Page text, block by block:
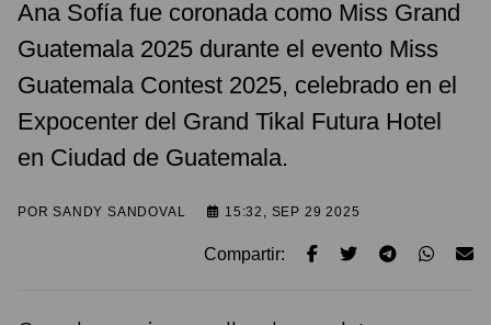
Ana Sofía fue coronada como Miss Grand
Guatemala 2025 durante el evento Miss
Guatemala Contest 2025, celebrado en el
Expocenter del Grand Tikal Futura Hotel
en Ciudad de Guatemala.
PORSANDY SANDOVAL 15:32, SEP 29 2025
Compartir: